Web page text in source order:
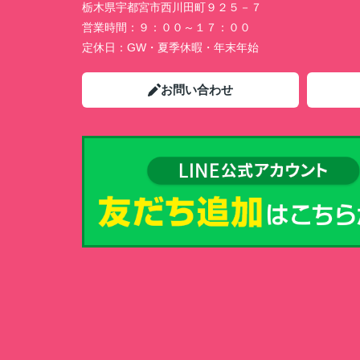
栃木県宇都宮市西川田町９２５－７
営業時間： ９：００～１７：００
定休日： GW・夏季休暇・年末年始
お問い合わせ